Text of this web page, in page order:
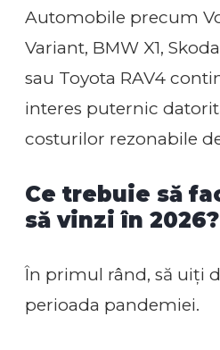
Automobile precum
Variant, BMW X1,
sau Toyota RAV4
interes puternic
costurilor rezonabile
Ce trebuie să
să vinzi în 2026?
În primul rând, să uiți
perioada pandemiei.